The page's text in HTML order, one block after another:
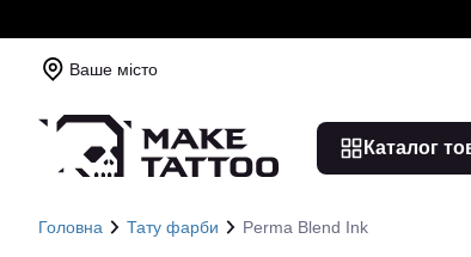
Ваше місто
Каталог
Головна Тату фарби Perma Blend Ink